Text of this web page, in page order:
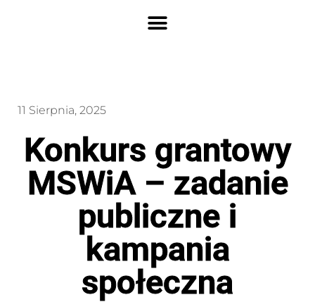
11 Sierpnia, 2025
Konkurs grantowy
MSWiA – zadanie
publiczne i
kampania
społeczna